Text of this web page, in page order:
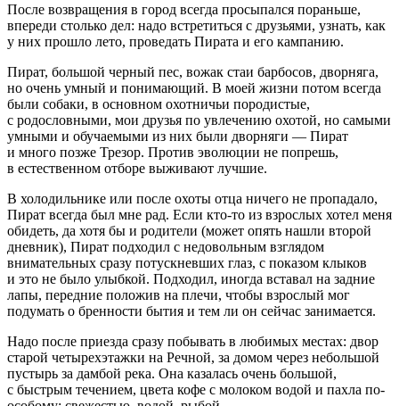
После возвращения в город всегда просыпался пораньше,
впереди столько дел: надо встретиться с друзьями, узнать, как
у них прошло лето, проведать Пирата и его кампанию.
Пират, большой черный пес, вожак стаи барбосов, дворняга,
но очень умный и понимающий. В моей жизни потом всегда
были собаки, в основном охотничьи породистые,
с родословными, мои друзья по увлечению охотой, но самыми
умными и обучаемыми из них были дворняги — Пират
и много позже Трезор. Против эволюции не попрешь,
в естественном отборе выживают лучшие.
В холодильнике или после охоты отца ничего не пропадало,
Пират всегда был мне рад. Если кто-то из взрослых хотел меня
обидеть, да хотя бы и родители (может опять нашли второй
дневник), Пират подходил с недовольным взглядом
внимательных сразу потускневших глаз, с показом клыков
и это не было улыбкой. Подходил, иногда вставал на задние
лапы, передние положив на плечи, чтобы взрослый мог
подумать о бренности бытия и тем ли он сейчас занимается.
Надо после приезда сразу побывать в любимых местах: двор
старой четырехэтажки на Речной, за домом через небольшой
пустырь за дамбой река. Она казалась очень большой,
с быстрым течением, цвета кофе с молоком водой и пахла по-